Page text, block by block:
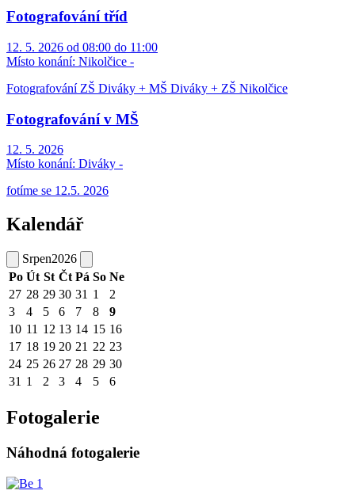
Fotografování tříd
12. 5. 2026 od 08:00 do 11:00
Místo konání: Nikolčice -
Fotografování ZŠ Diváky + MŠ Diváky + ZŠ Nikolčice
Fotografování v MŠ
12. 5. 2026
Místo konání: Diváky -
fotíme se 12.5. 2026
Kalendář
Srpen2026
Po Út St Čt Pá So Ne
27 28 29 30 31 1
2
3
4 5 6 7 8
9
10 11 12 13 14 15 16
17 18 19 20 21 22 23
24 25 26 27 28 29 30
31 1 2 3 4 5 6
Fotogalerie
Náhodná fotogalerie